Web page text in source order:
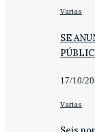
Varias
SE
17/10/
Varias